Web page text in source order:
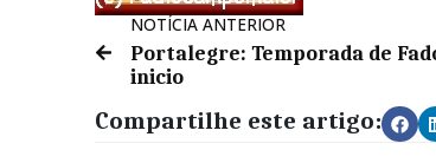
NOTÍCIA ANTERIOR
Portalegre: Temporada de
inicio
Compartilhe este artigo: